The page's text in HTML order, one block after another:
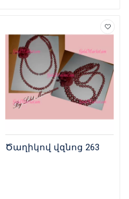
Ծաղիկով վզնոց 263